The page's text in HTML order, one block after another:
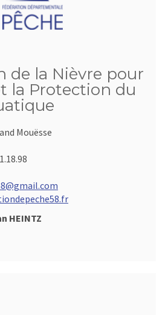
de la Nièvre pour
la Protection du
Mouësse
HEINTZ